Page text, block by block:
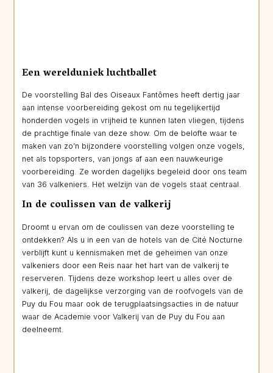
Een werelduniek luchtballet
De voorstelling Bal des Oiseaux Fantômes heeft dertig jaar
aan intense voorbereiding gekost om nu tegelijkertijd
honderden vogels in vrijheid te kunnen laten vliegen, tijdens
de prachtige finale van deze show. Om de belofte waar te
maken van zo’n bijzondere voorstelling volgen onze vogels,
net als topsporters, van jongs af aan een nauwkeurige
voorbereiding. Ze worden dagelijks begeleid door ons team
van 36 valkeniers. Het welzijn van de vogels staat centraal.
In de coulissen van de valkerij
Droomt u ervan om de coulissen van deze voorstelling te
ontdekken? Als u in een van de hotels van de Cité Nocturne
verblijft kunt u kennismaken met de geheimen van onze
valkeniers door een Reis naar het hart van de valkerij te
reserveren. Tijdens deze workshop leert u alles over de
valkerij, de dagelijkse verzorging van de roofvogels van de
Puy du Fou maar ook de terugplaatsingsacties in de natuur
waar de Academie voor Valkerij van de Puy du Fou aan
deelneemt.